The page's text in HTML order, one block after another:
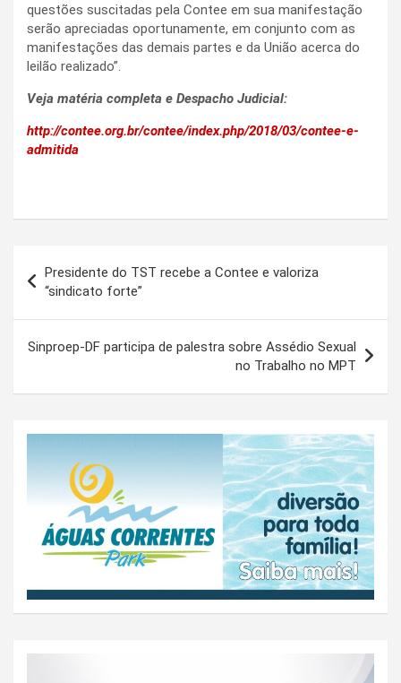
questões suscitadas pela Contee em sua manifestação
serão apreciadas oportunamente, em conjunto com as
manifestações das demais partes e da União acerca do
leilão realizado”.
Veja matéria completa e Despacho Judicial:
http://contee.org.br/contee/index.php/2018/03/contee-e-
admitida
de
Post
Presidente do TST recebe a Contee e valoriza
“sindicato forte”
Sinproep-DF participa de palestra sobre Assédio Sexual
no Trabalho no MPT